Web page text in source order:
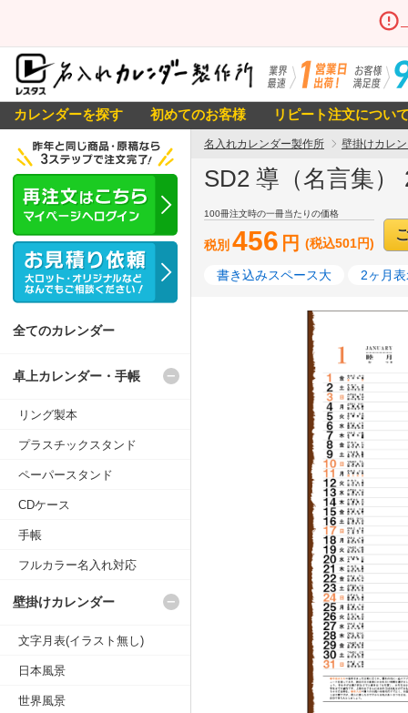
カレンダーを探す 初めてのお客様 リピート注文につい
名入れカレンダー製作所 壁掛けカレ
SD2 導（名言集
100冊注文時の一冊当たりの価格
税別456 円 (税込501円)
書き込みスペース大 2ヶ月
全てのカレンダー
卓上カレンダー・手帳
リング製本
プラスチックスタンド
ペーパースタンド
CDケース
手帳
フルカラー名入れ対応
壁掛けカレンダー
文字月表(イラスト無し)
日本風景
世界風景